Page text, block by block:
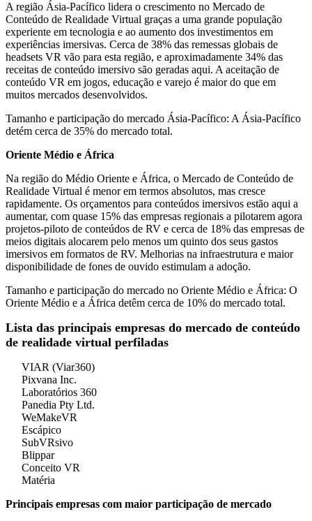
A região Ásia-Pacífico lidera o crescimento no Mercado de
Conteúdo de Realidade Virtual graças a uma grande população
experiente em tecnologia e ao aumento dos investimentos em
experiências imersivas. Cerca de 38% das remessas globais de
headsets VR vão para esta região, e aproximadamente 34% das
receitas de conteúdo imersivo são geradas aqui. A aceitação de
conteúdo VR em jogos, educação e varejo é maior do que em
muitos mercados desenvolvidos.
Tamanho e participação do mercado Ásia-Pacífico: A Ásia-Pacífico
detém cerca de 35% do mercado total.
Oriente Médio e África
Na região do Médio Oriente e África, o Mercado de Conteúdo de
Realidade Virtual é menor em termos absolutos, mas cresce
rapidamente. Os orçamentos para conteúdos imersivos estão aqui a
aumentar, com quase 15% das empresas regionais a pilotarem agora
projetos-piloto de conteúdos de RV e cerca de 18% das empresas de
meios digitais alocarem pelo menos um quinto dos seus gastos
imersivos em formatos de RV. Melhorias na infraestrutura e maior
disponibilidade de fones de ouvido estimulam a adoção.
Tamanho e participação do mercado no Oriente Médio e África: O
Oriente Médio e a África detêm cerca de 10% do mercado total.
Lista das principais empresas do mercado de conteúdo
de realidade virtual perfiladas
VIAR (Viar360)
Pixvana Inc.
Laboratórios 360
Panedia Pty Ltd.
WeMakeVR
Escápico
SubVRsivo
Blippar
Conceito VR
Matéria
Principais empresas com maior participação de mercado